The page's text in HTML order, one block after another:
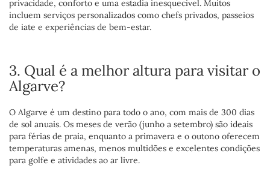
privacidade, conforto e uma estadia inesquecível. Muitos
incluem serviços personalizados como chefs privados, passeios
de iate e experiências de bem-estar.
3. Qual é a melhor altura para visitar o
Algarve?
O Algarve é um destino para todo o ano, com mais de 300 dias
de sol anuais. Os meses de verão (junho a setembro) são ideais
para férias de praia, enquanto a primavera e o outono oferecem
temperaturas amenas, menos multidões e excelentes condições
para golfe e atividades ao ar livre.